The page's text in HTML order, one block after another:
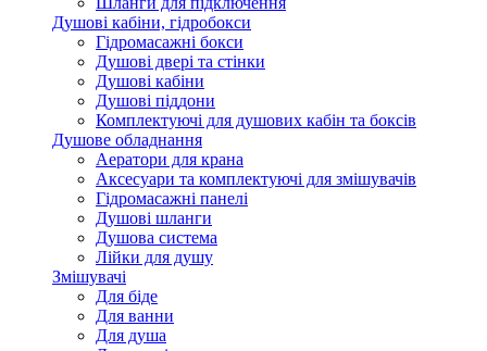
Душові кабіни, гідробокси
Гідромасажні бокси
Душові двері та стінки
Душові кабіни
Душові піддони
Комплектуючі для душових кабін та боксів
Душове обладнання
Аератори для крана
Аксесуари та комплектуючі для змішувачів
Гідромасажні панелі
Душові шланги
Душова система
Лійки для душу
Змішувачі
Для біде
Для ванни
Для душа